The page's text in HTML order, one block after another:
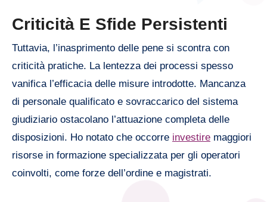
Criticità E Sfide Persistenti
Tuttavia, l’inasprimento delle pene si scontra con
criticità pratiche. La lentezza dei processi spesso
vanifica l’efficacia delle misure introdotte. Mancanza
di personale qualificato e sovraccarico del sistema
giudiziario ostacolano l’attuazione completa delle
disposizioni. Ho notato che occorre investire maggiori
risorse in formazione specializzata per gli operatori
coinvolti, come forze dell’ordine e magistrati.